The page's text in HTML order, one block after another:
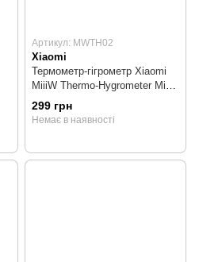
Артикул: MWTH02
Xiaomi
Термометр-гігрометр Xiaomi
MiiiW Thermo-Hygrometer Mini
White (MWTH02)
299 грн
Немає в наявності